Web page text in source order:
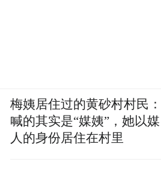
梅姨居住过的黄砂村村民：
喊的其实是“媒姨”，她以媒
人的身份居住在村里